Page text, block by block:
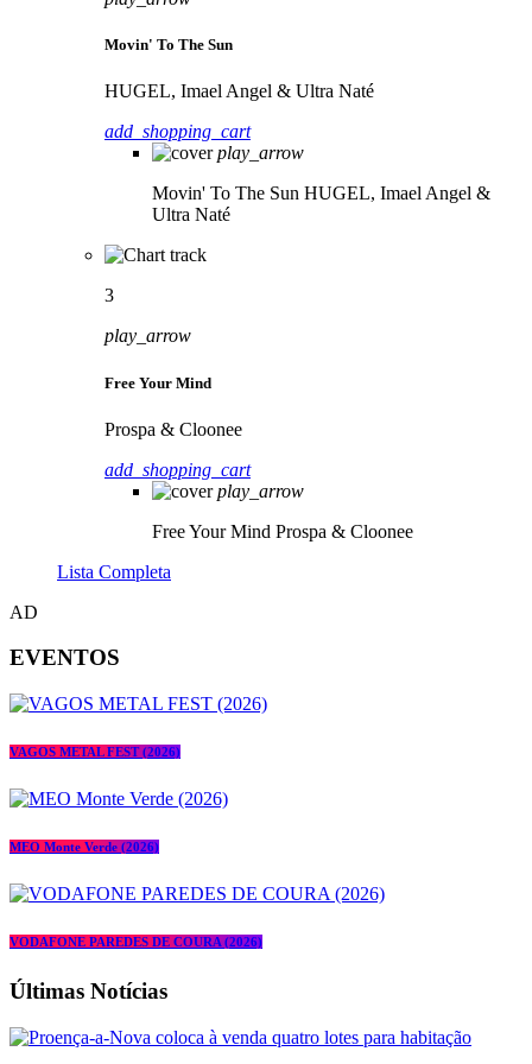
Movin' To The Sun
HUGEL, Imael Angel & Ultra Naté
add_shopping_cart
play_arrow
Movin' To The Sun HUGEL, Imael Angel &
Ultra Naté
3
play_arrow
Free Your Mind
Prospa & Cloonee
add_shopping_cart
play_arrow
Free Your Mind Prospa & Cloonee
Lista Completa
AD
EVENTOS
VAGOS METAL FEST (2026)
MEO Monte Verde (2026)
VODAFONE PAREDES DE COURA (2026)
Últimas Notícias